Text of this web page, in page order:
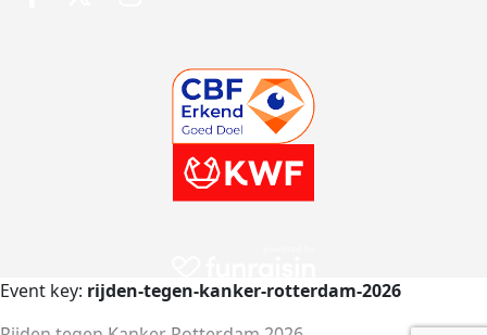
Event key: rijden-tegen-kanker-rotterdam-2026